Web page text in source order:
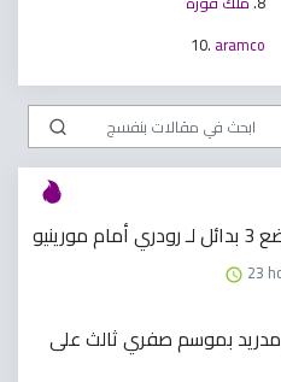
10. aramco
23
مدريد بموسم صفري ثالث على